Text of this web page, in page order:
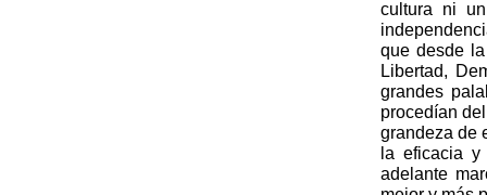
cultura ni
que desde
Libertad,
grandes
procedían
grandeza de
la eficacia
adelante